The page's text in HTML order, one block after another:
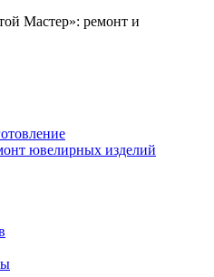
Мастер»: ремонт и
ювелирных изделий